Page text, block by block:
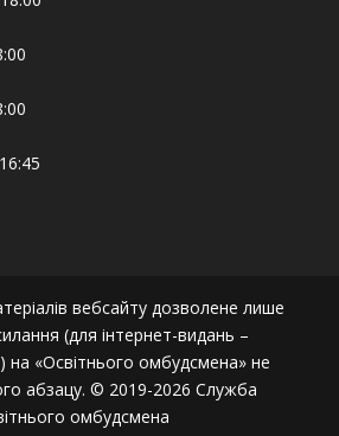
вебсайту дозволене лише
(для інтернет-видань –
на «Освітнього омбудсмена» не
абзацу. © 2019-2026 Служба
омбудсмена